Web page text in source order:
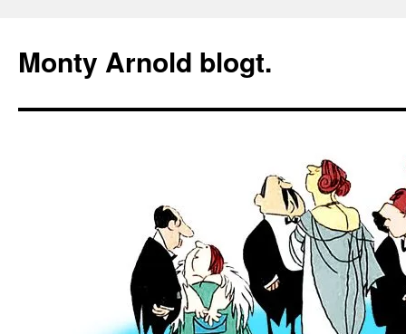
springen
Monty Arnold blogt.